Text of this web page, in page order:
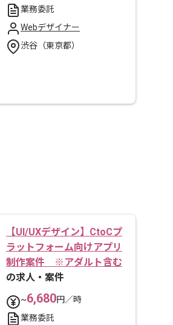
業務委託
Webデザイナー
渋谷（東京都）
【UI/UXデザイン】CtoCプ
ラットフォーム向けアプリ
制作案件 ※アダルト含む
の求人・案件
~6,680円／時
業務委託